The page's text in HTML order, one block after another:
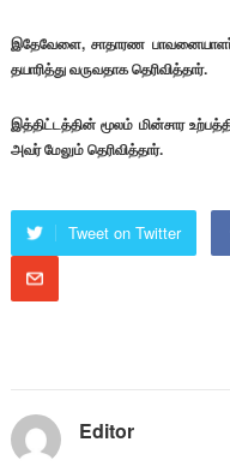
இதேவேளை, சாதாரண
தயாரித்து வருவதாக தெரிவித்தார்.
இத்திட்டத்தின் மூலம் மின்சார
அவர் மேலும் தெரிவித்தார்.
Tweet on Twitter
Editor